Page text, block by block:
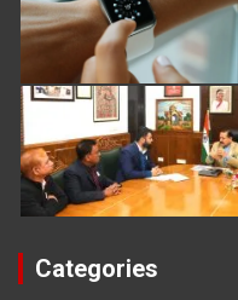
Categories